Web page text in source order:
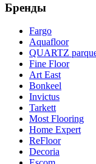
Бренды
Fargo
Aquafloor
QUARTZ
Fine Floor
Art East
Bonkeel
Invictus
Tarkett
Most Flooring
Home Expert
ReFloor
Decoria